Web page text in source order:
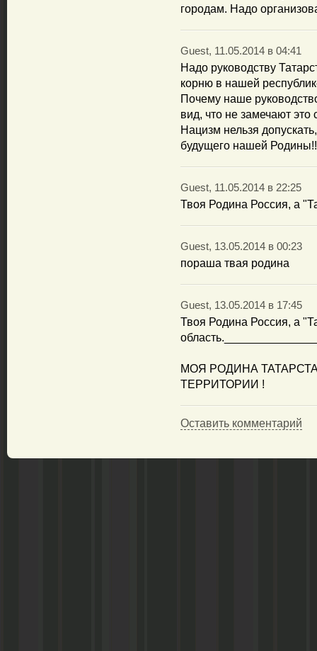
городам. Надо
Guest, 11.05.2014 в 04:41
Надо руководству
корню в нашей
Почему наше
вид, что не замечают это
Нацизм нельзя
будущего нашей
Guest, 11.05.2014 в 22:25
Твоя Родина Россия, а
Guest, 13.05.2014 в 00:23
пораша твая родина
Guest, 13.05.2014 в 17:45
Твоя Родина Россия, а
МОЯ РОДИНА
ТЕРРИТОРИИ !
Оставить комментарий